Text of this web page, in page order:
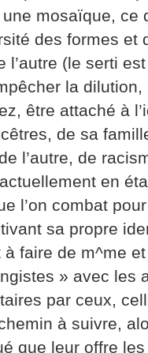
une mosaïque,
des formes et
l’autre (le serti
la
être attaché à
de sa
l’autre, de
en
l’on combat
sa propre
à faire de m^me
» avec les
par ceux,
à suivre,
que leur offre